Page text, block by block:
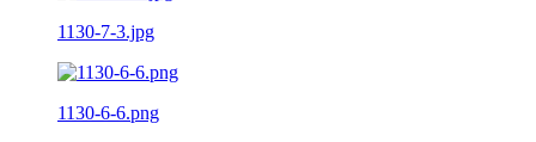
1130-7-3.jpg
1130-6-6.png